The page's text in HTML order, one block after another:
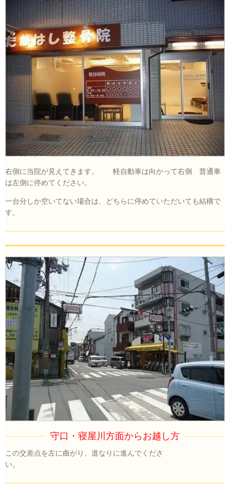
右側に当院が見えてきます。 軽自動車は向かって右側 普通車
は左側に停めてください。
一台分しか空いてない場合は、どちらに停めていただいても結構で
す。
守口・寝屋川方面からお越し方
この交差点を左に曲がり、道なりに進んでくださ
い。